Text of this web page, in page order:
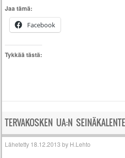
Jaa tämä:
Facebook
Tykkää tästä:
TERVAKOSKEN UA:N
Lähetetty 18.12.2013 by H.Lehto